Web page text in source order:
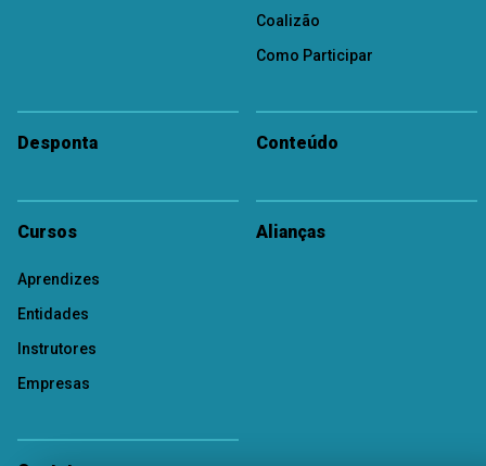
Coalizão
Como Participar
Desponta Conteúdo
Cursos
Aprendizes
Entidades
Instrutores
Empresas
Alianças